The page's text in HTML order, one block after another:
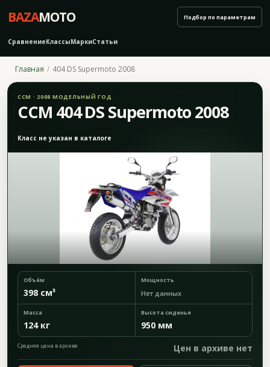
BAZAMOTO
СравнениеКлассыМаркиСтатьи
Подбор по параметрам
Главная 404 DS Supermoto 2008
CCM · 2008 МОДЕЛЬНЫЙ ГОД
CCM 404 DS Supermoto 2008
Класс не указан в каталоге
Объём
398 см³
Мощность
Нет данных
Масса
124 кг
Высота сиденья
950 мм
Средняя цена в архиве Цен в архиве нет